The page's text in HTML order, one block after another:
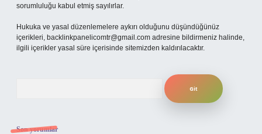
sorumluluğu kabul etmiş sayılırlar.
Hukuka ve yasal düzenlemelere aykırı olduğunu düşündüğünüz
içerikleri, backlinkpanelicomtr@gmail.com adresine bildirmeniz halinde,
ilgili içerikler yasal süre içerisinde sitemizden kaldırılacaktır.
Son yorumlar